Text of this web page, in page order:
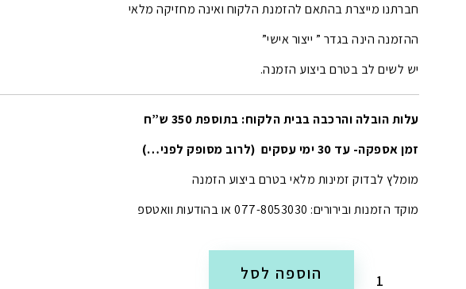
חברתנו מייצרת בהתאם להזמנת הלקוח ואינה מחזיקה מלאי
ההזמנה הינה בגדר ” ייצור אישי”
יש לשים לב בטרם ביצוע הזמנה.
עלות הובלה והרכבה בבית הלקוח: בתוספת 350 ש”ח
זמן אספקה- עד 30 ימי עסקים (לרוב מסופק לפני…)
מומלץ לבדוק זמינות מלאי בטרם ביצוע הזמנה
מוקד הזמנות ובירורים: 077-8053030 או בהודעות וואטספ
הוספה לסל